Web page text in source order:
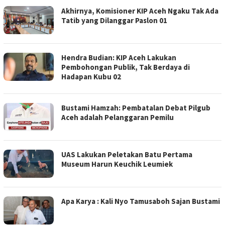
Akhirnya, Komisioner KIP Aceh Ngaku Tak Ada
Tatib yang Dilanggar Paslon 01
Hendra Budian: KIP Aceh Lakukan
Pembohongan Publik, Tak Berdaya di
Hadapan Kubu 02
Bustami Hamzah: Pembatalan Debat Pilgub
Aceh adalah Pelanggaran Pemilu
UAS Lakukan Peletakan Batu Pertama
Museum Harun Keuchik Leumiek
Apa Karya : Kali Nyo Tamusaboh Sajan Bustami